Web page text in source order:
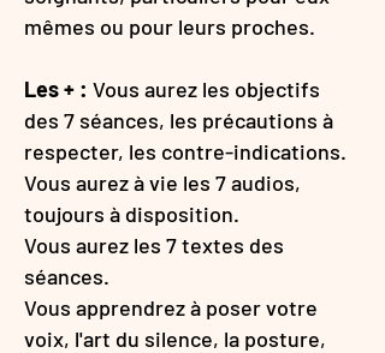
mêmes ou pour leurs proches.
Les + : Vous aurez les objectifs
des 7 séances, les précautions à
respecter, les contre-indications.
​Vous aurez à vie les 7 audios,
toujours à disposition.
​Vous aurez les 7 textes des
séances.
​Vous apprendrez à poser votre
voix, l'art du silence, la posture,